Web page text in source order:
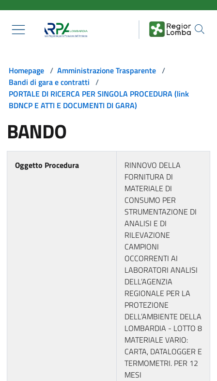
Homepage / Amministrazione Trasparente /
Bandi di gara e contratti /
PORTALE DI RICERCA PER SINGOLA PROCEDURA (link
BDNCP E ATTI E DOCUMENTI DI GARA)
BANDO
Oggetto Procedura
RINNOVO DELLA
FORNITURA DI
MATERIALE DI
CONSUMO PER
STRUMENTAZIONE DI
ANALISI E DI
RILEVAZIONE
CAMPIONI
OCCORRENTI AI
LABORATORI ANALISI
DELL’AGENZIA
REGIONALE PER LA
PROTEZIONE
DELL’AMBIENTE DELLA
LOMBARDIA - LOTTO 8
MATERIALE VARIO:
CARTA, DATALOGGER E
TERMOMETRI. PER 12
MESI